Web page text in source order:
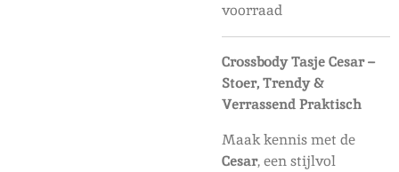
voorraad
Crossbody Tasje Cesar –
Stoer, Trendy &
Verrassend Praktisch
Maak kennis met de
Cesar, een stijlvol